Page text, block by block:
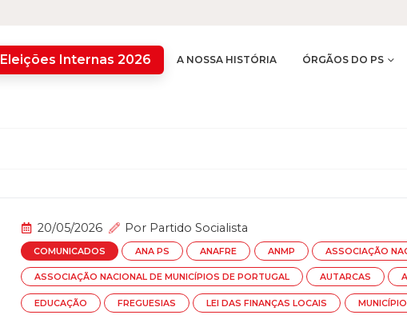
Eleições Internas 2026 A NOSSA HISTÓRIA ÓRGÃOS DO PS
20/05/2026 Por Partido Socialista
COMUNICADOS ANA PS ANAFRE ANMP ASSOCIAÇÃO
ASSOCIAÇÃO NACIONAL DE MUNICÍPIOS DE PORTUGAL AUTARCAS
EDUCAÇÃO FREGUESIAS LEI DAS FINANÇAS LOCAIS